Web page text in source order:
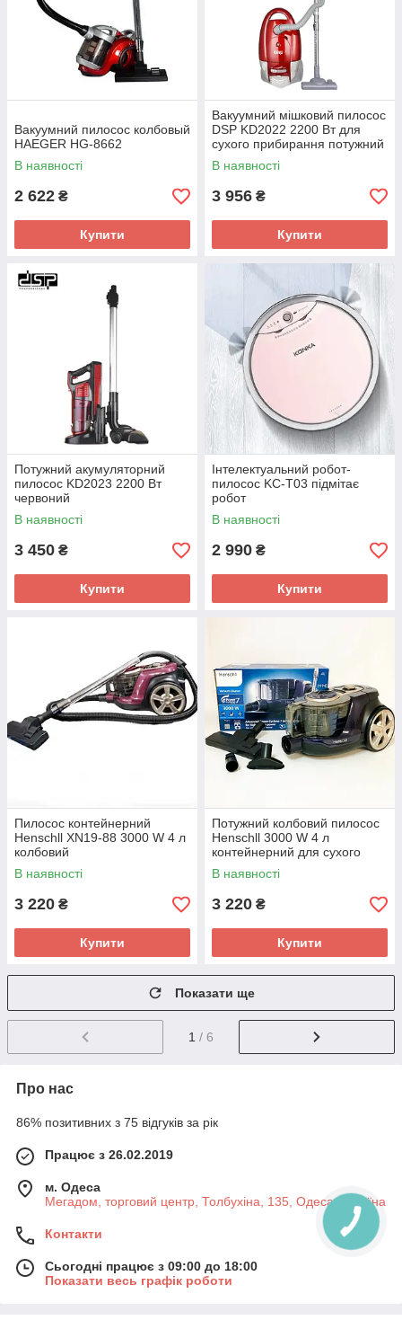
Вакуумний пилосос колбовый
HAEGER HG-8662
В наявності
2 622 ₴
Купити
Вакуумний мішковий пилосос
DSP KD2022 2200 Вт для
сухого прибирання потужний
якісний пилосос
В наявності
3 956 ₴
Купити
Потужний акумуляторний
пилосос KD2023 2200 Вт
червоний
В наявності
3 450 ₴
Купити
Інтелектуальний робот-
пилосос KC-T03 підмітає
робот
В наявності
2 990 ₴
Купити
Пилосос контейнерний
Henschll XN19-88 3000 W 4 л
колбовий
В наявності
3 220 ₴
Купити
Потужний колбовий пилосос
Henschll 3000 W 4 л
контейнерний для сухого
прибирання
В наявності
3 220 ₴
Купити
Показати ще
1 / 6
Про нас
86% позитивних з 75 відгуків за рік
Працює з 26.02.2019
м. Одеса
Мегадом, торговий центр, Толбухіна, 135, Одеса, Україна
Контакти
Сьогодні працює з 09:00 до 18:00
Показати весь графік роботи